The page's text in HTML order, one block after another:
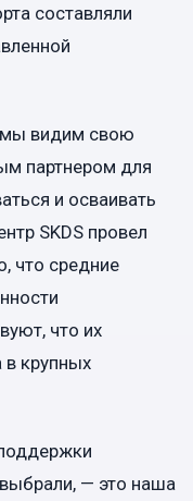
составляли
мы видим свою
партнером для
и осваивать
SKDS провел
что средние
что их
в крупных
— это наша